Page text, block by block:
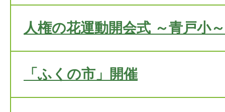
人権の花運動開会式 ～青戸小～
「ふくの市」開催